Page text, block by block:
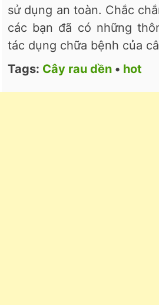
sử dụng an toàn. Chắc
các bạn đã có những
tác dụng chữa bệnh của
Tags: Cây rau dền • hot